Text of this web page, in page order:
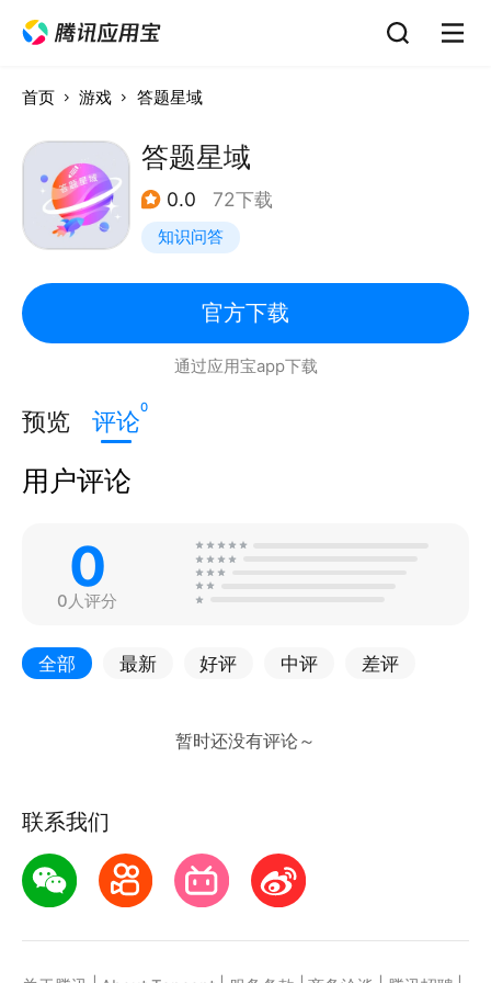
首页 游戏 答题星域
答题星域
0.0 72下载
知识问答
官方下载
通过应用宝app下载
预览 评论0
用户评论
0
0人评分
全部 最新 好评 中评 差评
联系我们